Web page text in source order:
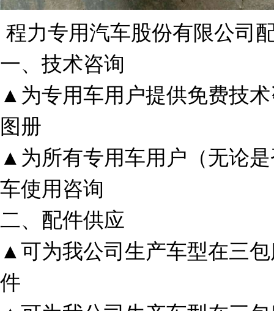
程力专用汽车股份有限公司
一、技术咨询
▲为专用车用户提供免费技
图册
▲为所有专用车用户（无论
车使用咨询
二、配件供应
▲可为我公司生产车型在三
件